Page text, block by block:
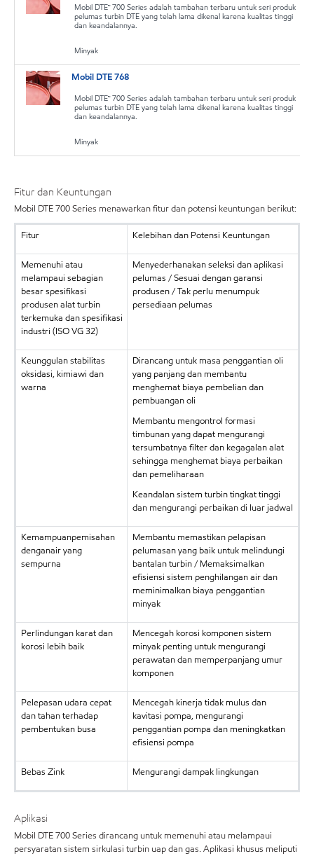
Mobil DTE™ 700 Series adalah tambahan terbaru untuk seri produk
pelumas turbin DTE yang telah lama dikenal karena kualitas tinggi
dan keandalannya.
Minyak
Mobil DTE 768
Mobil DTE™ 700 Series adalah tambahan terbaru untuk seri produk
pelumas turbin DTE yang telah lama dikenal karena kualitas tinggi
dan keandalannya.
Minyak
Fitur dan Keuntungan
Mobil DTE 700 Series menawarkan fitur dan potensi keuntungan berikut:
Fitur Kelebihan dan Potensi Keuntungan
Memenuhi atau
melampaui sebagian
besar spesifikasi
produsen alat turbin
terkemuka dan spesifikasi
industri (ISO VG 32)
Menyederhanakan seleksi dan aplikasi
pelumas / Sesuai dengan garansi
produsen / Tak perlu menumpuk
persediaan pelumas
Keunggulan stabilitas
oksidasi, kimiawi dan
warna
Dirancang untuk masa penggantian oli
yang panjang dan membantu
menghemat biaya pembelian dan
pembuangan oli
Membantu mengontrol formasi
timbunan yang dapat mengurangi
tersumbatnya filter dan kegagalan alat
sehingga menghemat biaya perbaikan
dan pemeliharaan
Keandalan sistem turbin tingkat tinggi
dan mengurangi perbaikan di luar jadwal
Kemampuanpemisahan
denganair yang
sempurna
Membantu memastikan pelapisan
pelumasan yang baik untuk melindungi
bantalan turbin / Memaksimalkan
efisiensi sistem penghilangan air dan
meminimalkan biaya penggantian
minyak
Perlindungan karat dan
korosi lebih baik
Mencegah korosi komponen sistem
minyak penting untuk mengurangi
perawatan dan memperpanjang umur
komponen
Pelepasan udara cepat
dan tahan terhadap
pembentukan busa
Mencegah kinerja tidak mulus dan
kavitasi pompa, mengurangi
penggantian pompa dan meningkatkan
efisiensi pompa
Bebas Zink Mengurangi dampak lingkungan
Aplikasi
Mobil DTE 700 Series dirancang untuk memenuhi atau melampaui
persyaratan sistem sirkulasi turbin uap dan gas. Aplikasi khusus meliputi